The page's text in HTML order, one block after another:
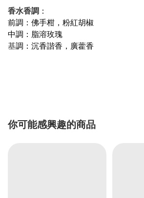
香水香調 ：
前調：佛手柑，粉紅胡椒
中調：脂溶玫瑰
基調：沉香諧香，廣藿香
你可能感興趣的商品